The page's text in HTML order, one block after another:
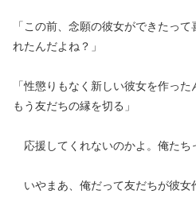
「この前、念願の彼女ができたっ
れたんだよね？」
「性懲りもなく新しい彼女を作っ
もう友だちの縁を切る」
応援してくれないのかよ。俺たち
いやまあ、俺だって友だちが彼女